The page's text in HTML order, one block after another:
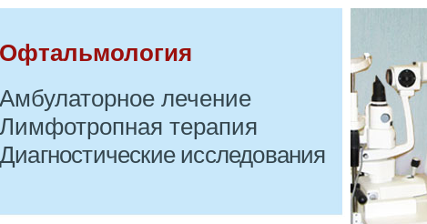
Офтальмология
Амбулаторное лечение
Лимфотропная терапия
Диагностические исследования